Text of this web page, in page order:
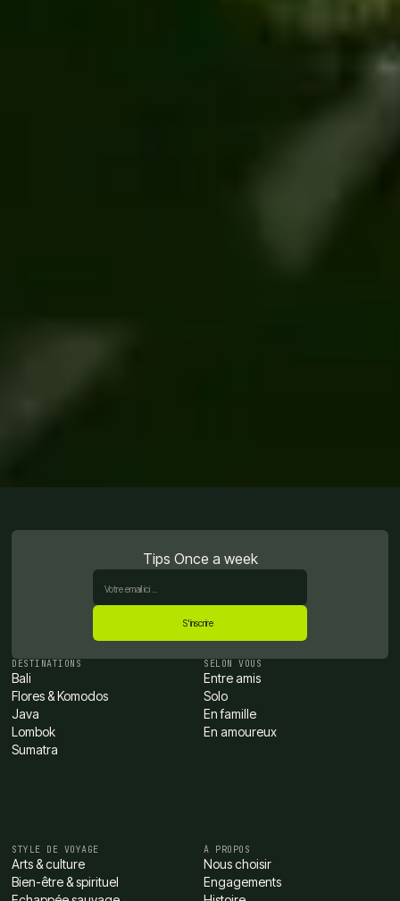
Tips Once a week
DESTINATIONS
Bali
Flores & Komodos
Java
Lombok
Sumatra
SELON VOUS
Entre amis
Solo
En famille
En amoureux
STYLE DE VOYAGE
Arts & culture
Bien-être & spirituel
À PROPOS
Nous choisir
Engagements